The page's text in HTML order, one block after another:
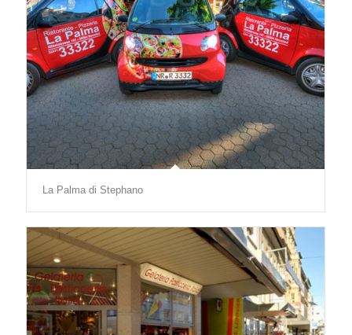
La Palma di Stephano